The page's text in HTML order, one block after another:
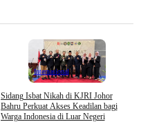
Internasional
Sidang Isbat Nikah di KJRI Johor
Bahru Perkuat Akses Keadilan bagi
Warga Indonesia di Luar Negeri